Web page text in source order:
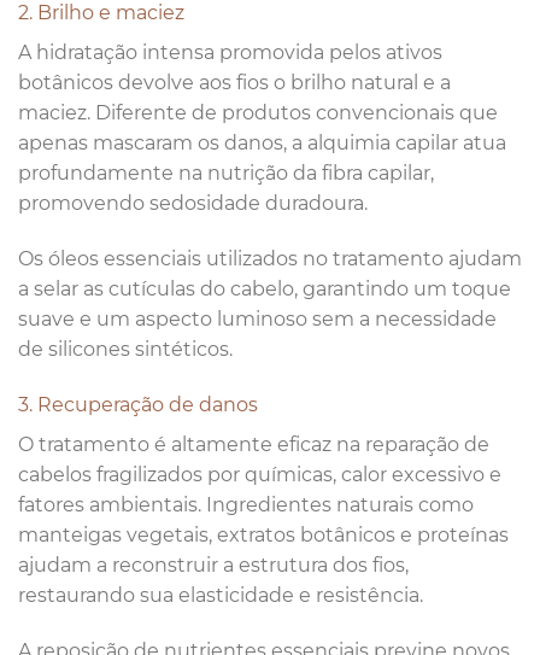
2. Brilho e maciez
A hidratação intensa promovida pelos ativos
botânicos devolve aos fios o brilho natural e a
maciez. Diferente de produtos convencionais que
apenas mascaram os danos, a alquimia capilar atua
profundamente na nutrição da fibra capilar,
promovendo sedosidade duradoura.
Os óleos essenciais utilizados no tratamento ajudam
a selar as cutículas do cabelo, garantindo um toque
suave e um aspecto luminoso sem a necessidade
de silicones sintéticos.
3. Recuperação de danos
O tratamento é altamente eficaz na reparação de
cabelos fragilizados por químicas, calor excessivo e
fatores ambientais. Ingredientes naturais como
manteigas vegetais, extratos botânicos e proteínas
ajudam a reconstruir a estrutura dos fios,
restaurando sua elasticidade e resistência.